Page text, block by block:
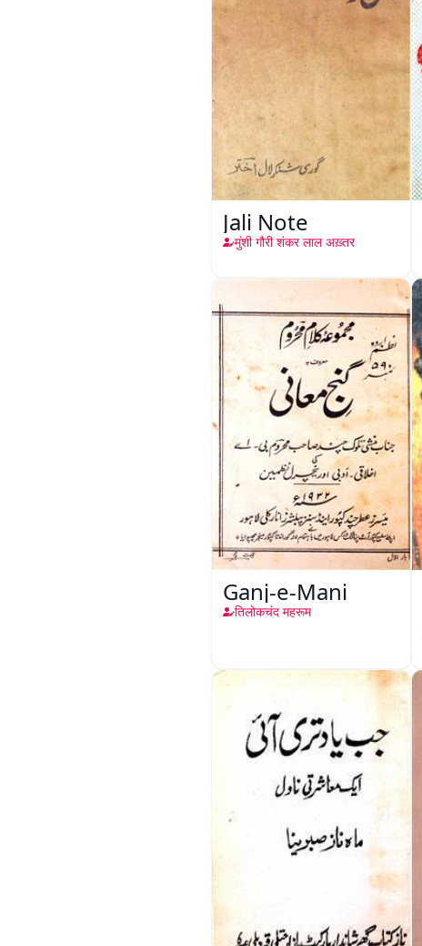
Jali Note
मुंशी गौरी शंकर लाल अख़्तर
Ganj-e-Mani
तिलोकचंद महरूम